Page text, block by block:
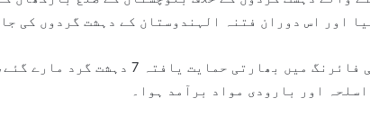
اور اس دوران فتنہ الہندوستان کے دہشت گردوں کی
سیکیورٹی فورسز کی جوابی فائرنگ میں بھارتی
اور بارودی مواد برآمد ہوا۔